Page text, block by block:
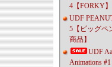
4【FORKY】
UDF
5【ピッグペ
商品】
UDF
Animations